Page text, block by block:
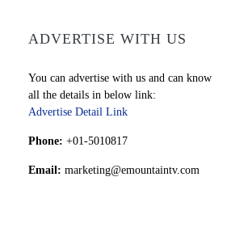
ADVERTISE WITH US
You can advertise with us and can know
all the details in below link:
Advertise Detail Link
Phone: +01-5010817
Email: marketing@emountaintv.com